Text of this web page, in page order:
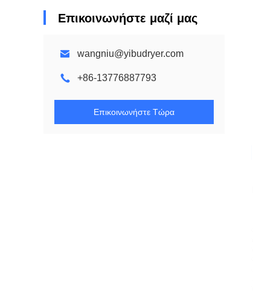
Επικοινωνήστε μαζί μας
wangniu@yibudryer.com
+86-13776887793
Επικοινωνήστε Τώρα